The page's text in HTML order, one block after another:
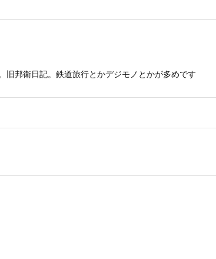
旧邦衛日記。鉄道旅行とかデジモノとかが多めです